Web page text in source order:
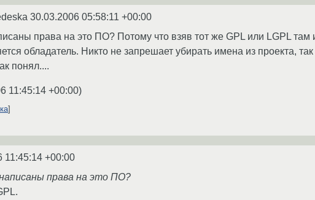
30.03.2006 05:58:11 +00:00
права на это ПО? Потому что взяв тот же GPL или LGPL там
обладатель. Никто не запрешает убирать имена из проекта,
понял....
11:45:14 +00:00)
11:45:14 +00:00
права на это ПО?